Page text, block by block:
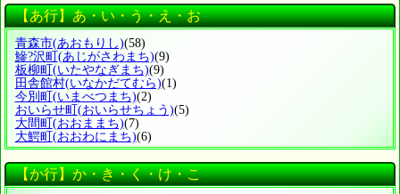
【あ行】あ・い・う・え・お
青森市(あおもりし)(58)
鰺?沢町 (あじがさわまち)(9)
板柳町 (いたやなぎまち)(9)
田舎館村(いなかだてむら)(1)
今別町 (いまべつまち)(2)
おいらせ町 (おいらせちょう)(5)
大間町 (おおままち)(7)
大鰐町 (おおわにまち)(6)
【か行】か・き・く・け・こ